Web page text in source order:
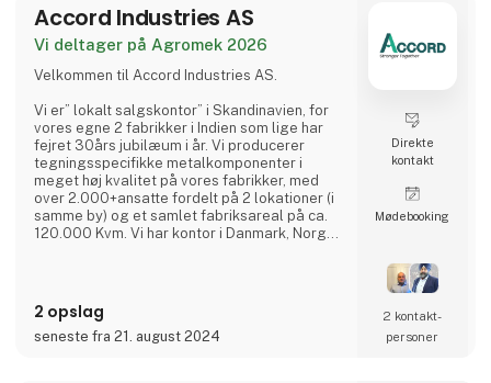
Accord Industries AS
Vi deltager på Agromek 2026
Velkommen til Accord Industries AS.
Vi er” lokalt salgskontor” i Skandinavien, for
vores egne 2 fabrikker i Indien som lige har
fejret 30års jubilæum i år. Vi producerer
tegningsspecifikke metalkomponenter i
meget høj kvalitet på vores fabrikker, med
over 2.000+ansatte fordelt på 2 lokationer (i
samme by) og et samlet fabriksareal på ca.
120.000 Kvm. Vi har kontor i Danmark, Norge
Vi har et meget kosteffektivt set-up uden
fordyrende mellemled, hvor vi bruger vores
2 opslag
seneste fra 21. august 2024
Direkte
kontakt
Møde­booking
2 kontakt­
personer